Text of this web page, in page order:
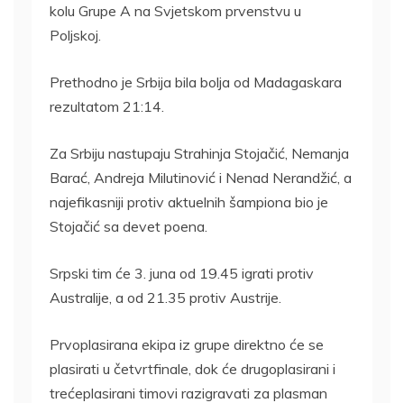
kolu Grupe A na Svjetskom prvenstvu u
Poljskoj.
Prethodno je Srbija bila bolja od Madagaskara
rezultatom 21:14.
Za Srbiju nastupaju Strahinja Stojačić, Nemanja
Barać, Andreja Milutinović i Nenad Nerandžić, a
najefikasniji protiv aktuelnih šampiona bio je
Stojačić sa devet poena.
Srpski tim će 3. juna od 19.45 igrati protiv
Australije, a od 21.35 protiv Austrije.
Prvoplasirana ekipa iz grupe direktno će se
plasirati u četvrtfinale, dok će drugoplasirani i
trećeplasirani timovi razigravati za plasman